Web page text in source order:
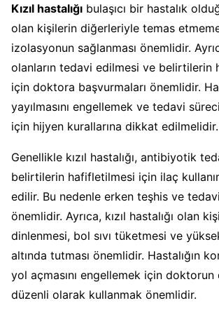
Kızıl hastalığı bulaşıcı bir hastalık
olan kişilerin diğerleriyle temas
izolasyonun sağlanması önemlidir.
olanların tedavi edilmesi ve belirtilerin
için doktora başvurmaları önemlidir.
yayılmasını engellemek ve tedavi
için hijyen kurallarına dikkat edilmelidir.
Genellikle kızıl hastalığı, antibiyotik
belirtilerin hafifletilmesi için ilaç
edilir. Bu nedenle erken teşhis ve
önemlidir. Ayrıca, kızıl hastalığı olan
dinlenmesi, bol sıvı tüketmesi ve
altında tutması önemlidir. Hastalığın
yol açmasını engellemek için doktorun
düzenli olarak kullanmak önemlidir.